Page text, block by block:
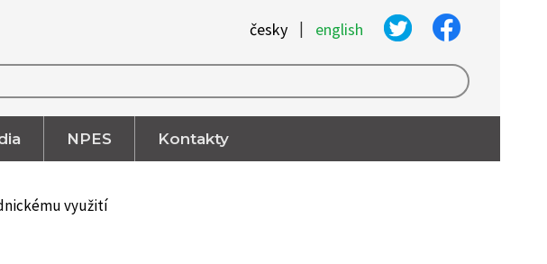
česky | english
NPES Kontakty
využití